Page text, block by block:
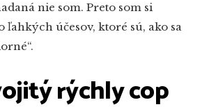
nie som. Preto som si
ľahkých účesov, ktoré sú, ako sa
rýchly cop